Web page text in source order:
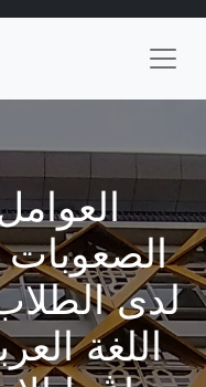
الصعوبات
لدى
اللغة